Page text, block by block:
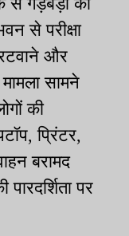
से परीक्षा
रटवाने और
सामने
की
प्रिंटर,
बरामद
पर